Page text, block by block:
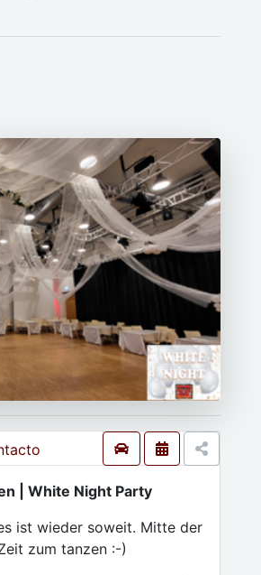
| White Night Party
ist wieder soweit. Mitte der
zum tanzen :-)